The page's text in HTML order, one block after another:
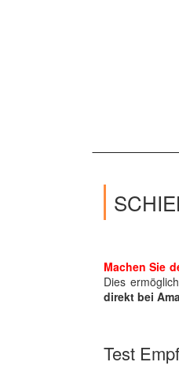
Machen Sie
Dies
direkt bei
Test